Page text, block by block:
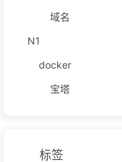
域名
N1
docker
宝塔
标签